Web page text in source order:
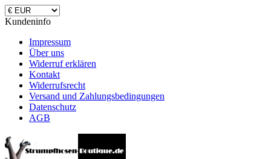
Kundeninfo
Impressum
Über uns
Widerruf erklären
Kontakt
Widerrufsrecht
Versand und Zahlungsbedingungen
Datenschutz
AGB